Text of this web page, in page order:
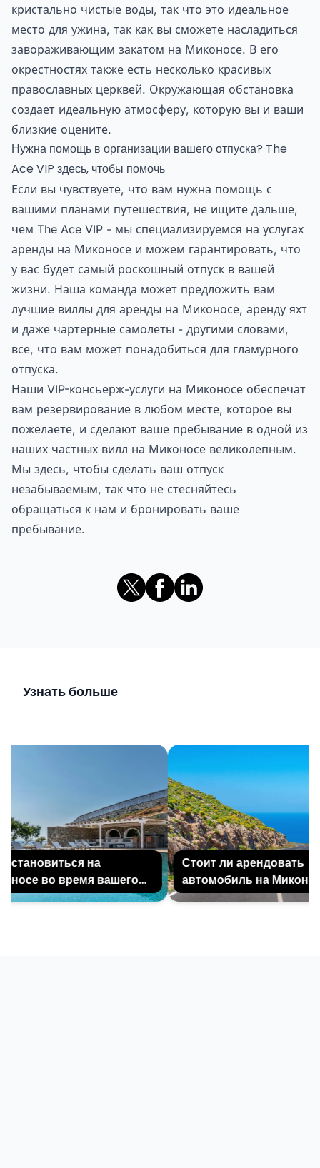
кристально чистые воды, так что это идеальное
место для ужина, так как вы сможете насладиться
завораживающим закатом на Миконосе. В его
окрестностях также есть несколько красивых
православных церквей. Окружающая обстановка
создает идеальную атмосферу, которую вы и ваши
близкие оцените.
Нужна помощь в организации вашего отпуска? The
Ace VIP здесь, чтобы помочь
Если вы чувствуете, что вам нужна помощь с
вашими планами путешествия, не ищите дальше,
чем The Ace VIP - мы специализируемся на услугах
аренды на Миконосе и можем гарантировать, что
у вас будет самый роскошный отпуск в вашей
жизни. Наша команда может предложить вам
лучшие виллы для аренды на Миконосе, аренду яхт
и даже чартерные самолеты - другими словами,
все, что вам может понадобиться для гламурного
отпуска.
Наши VIP-консьерж-услуги на Миконосе обеспечат
вам резервирование в любом месте, которое вы
пожелаете, и сделают ваше пребывание в одной из
наших частных вилл на Миконосе великолепным.
Мы здесь, чтобы сделать ваш отпуск
незабываемым, так что не стесняйтесь
обращаться к нам и бронировать ваше
пребывание.
Узнать больше
на
во время вашего
Стоит ли арендовать
автомобиль на